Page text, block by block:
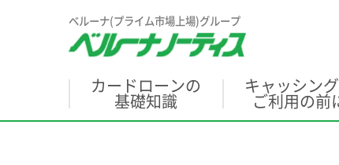
ベルーナ(プライム市場上場)グループ
カードローンの
基礎知識
キャッシン
ご利用の前